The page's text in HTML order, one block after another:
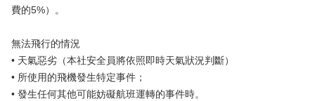
費的5%）。
無法飛行的情況
• 天氣惡劣（本社安全員將依照即時天氣狀況判斷）
• 所使用的飛機發生特定事件；
• 發生任何其他可能妨礙航班運轉的事件時。